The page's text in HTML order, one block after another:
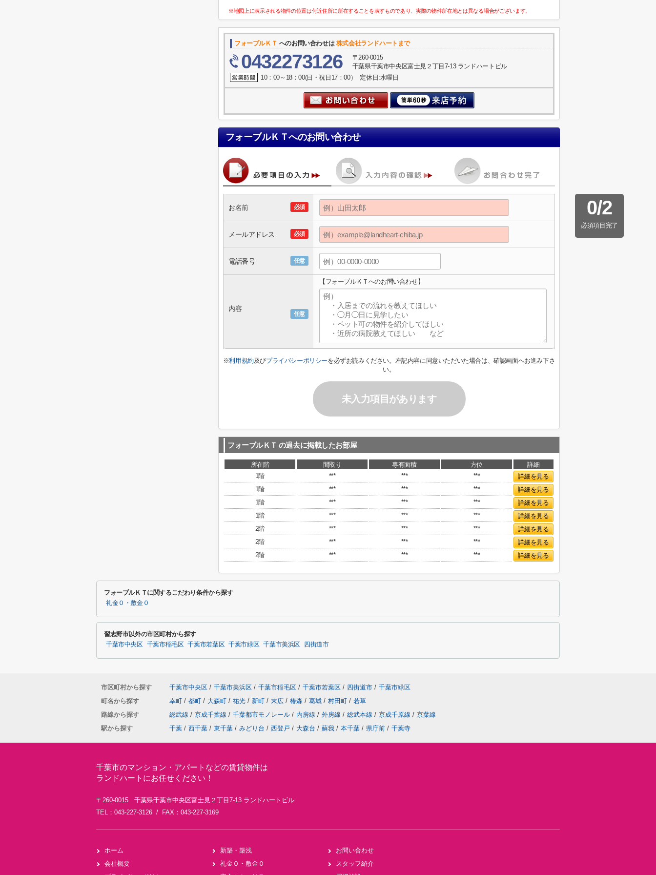
※地図上に表示される物件の位置は付近住所に所在することを表すものであり、実際の物件所在地とは異なる場合がございます。
フォーブルＫＴ へのお問い合わせは 株式会社ランドハートまで
0432273126
〒260-0015
千葉県千葉市中央区富士見２丁目7-13 ランドハートビル
10：00～18：00(日・祝日17：00） 定休日:水曜日
フォーブルＫＴへのお問い合わせ
0/2
必須項目完了
必須
お名前
必須
メールアドレス
任意
電話番号
任意
内容
【フォーブルＫＴへのお問い合わせ】
※利用規約及びプライバシーポリシーを必ずお読みください。左記内容に同意いただいた場合は、確認画面へお進み下さ
い。
未入力項目があります
フォーブルＫＴ の過去に掲載したお部屋
所在階 間取り 専有面積 方位
詳細
1階
*** *** ***
詳細を見る
1階
*** *** ***
詳細を見る
1階
*** *** ***
詳細を見る
1階
*** *** ***
詳細を見る
2階
*** *** ***
詳細を見る
2階
*** *** ***
詳細を見る
2階
*** *** *** 詳細を見る
フォーブルＫＴに関するこだわり条件から探す
礼金０・敷金０
習志野市以外の市区町村から探す
千葉市中央区 千葉市稲毛区 千葉市若葉区 千葉市緑区 千葉市美浜区 四街道市
市区町村から探す 千葉市中央区 / 千葉市美浜区 / 千葉市稲毛区 / 千葉市若葉区 / 四街道市 / 千葉市緑区
町名から探す
幸町 / 都町 / 大森町 / 祐光 / 新町 / 末広 / 椿森 / 葛城 / 村田町 / 若草
路線から探す
総武線 / 京成千葉線 / 千葉都市モノレール / 内房線 / 外房線 / 総武本線 / 京成千原線 / 京葉線
駅から探す
千葉 / 西千葉 / 東千葉 / みどり台 / 西登戸 / 大森台 / 蘇我 / 本千葉 / 県庁前 / 千葉寺
千葉市のマンション・アパートなどの賃貸物件は
ランドハートにお任せください！
〒260-0015 千葉県千葉市中央区富士見２丁目7-13 ランドハートビル
TEL：043-227-3126 / FAX：043-227-3169
ホーム
会社概要
新築・築浅
礼金０・敷金０
お問い合わせ
スタッフ紹介